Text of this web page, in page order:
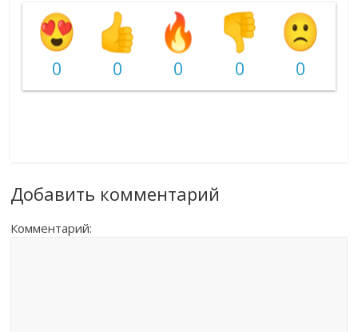
0 0 0 0 0
Добавить комментарий
Комментарий: